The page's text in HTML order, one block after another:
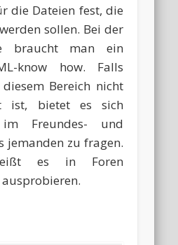
die Dateien fest, die
sollen. Bei der
braucht man ein
know how. Falls
Bereich nicht
ist, bietet es sich
Freundes- und
jemanden zu fragen.
es in Foren